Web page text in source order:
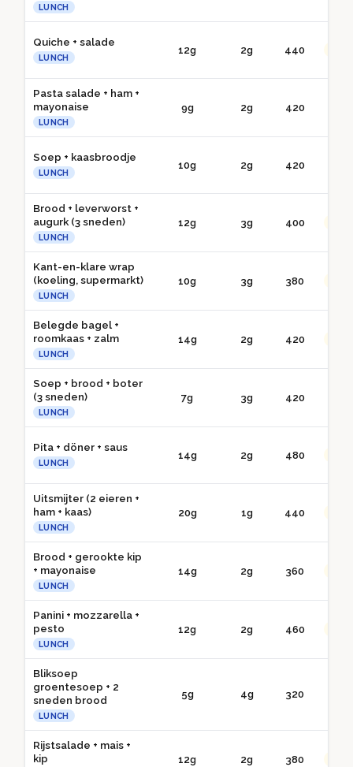
LUNCH
Quiche + salade
LUNCH
12g 2g 440
Pasta salade + ham +
mayonaise
LUNCH
9g 2g 420
Soep + kaasbroodje
LUNCH
10g 2g 420
Brood + leverworst +
augurk (3 sneden)
LUNCH
12g 3g 400
Kant-en-klare wrap
(koeling, supermarkt)
LUNCH
10g 3g 380
Belegde bagel +
roomkaas + zalm
LUNCH
14g 2g 420
Soep + brood + boter
(3 sneden)
LUNCH
7g 3g 420
Pita + döner + saus
LUNCH
14g 2g 480
Uitsmijter (2 eieren +
ham + kaas)
LUNCH
20g 1g 440
Brood + gerookte kip
+ mayonaise
LUNCH
14g 2g 360
Panini + mozzarella +
pesto
LUNCH
12g 2g 460
Bliksoep
groentesoep + 2
sneden brood
LUNCH
5g 4g 320
Rijstsalade + mais +
kip
12g 2g 380